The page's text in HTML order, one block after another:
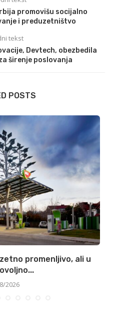
promovišu socijalno
i preduzetništvo
tekst
Devtech, obezbedila
širenje poslovanja
POSTS
promenljivo, ali u
2026